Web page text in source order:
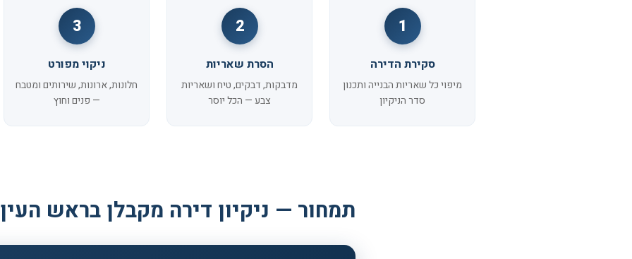
1
סקירת הדירה
מיפוי כל שאריות הבנייה ותכנון
סדר הניקיון
2
הסרת שאריות
מדבקות, דבקים, טיח ושאריות
צבע — הכל יוסר
3
ניקוי מפורט
חלונות, ארונות, שירותים ומטבח
— פנים וחוץ
תמחור — ניקיון דירה מקבלן בראש העין